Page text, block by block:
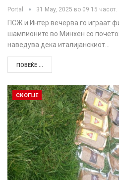
Portal 31 May, 2025 во 09:15 часот.
ПСЖ и Интер вечерва го играат
шампионите во Минхен со
наведува дека италијанскиот…
ПОВЕЌЕ ...
СКОПЈЕ